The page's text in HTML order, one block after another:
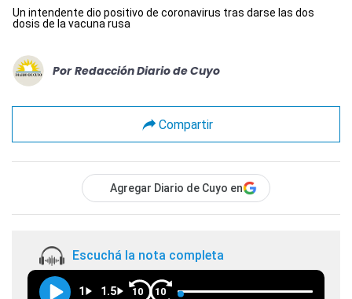
Un intendente dio positivo de coronavirus tras darse las dos
dosis de la vacuna rusa
Por Redacción Diario de Cuyo
Compartir
Agregar Diario de Cuyo en
Escuchá la nota completa
1 1.5 10 10